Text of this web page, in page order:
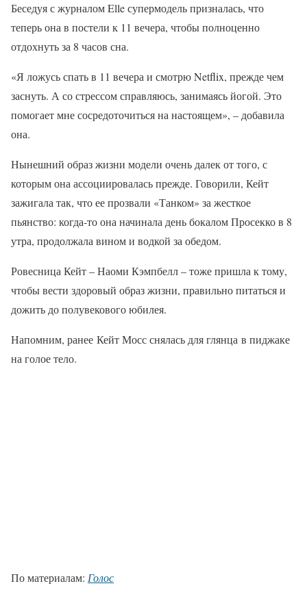
Беседуя с журналом Elle супермодель призналась, что
теперь она в постели к 11 вечера, чтобы полноценно
отдохнуть за 8 часов сна.
«Я ложусь спать в 11 вечера и смотрю Netflix, прежде чем
заснуть. А со стрессом справляюсь, занимаясь йогой. Это
помогает мне сосредоточиться на настоящем», – добавила
она.
Нынешний образ жизни модели очень далек от того, с
которым она ассоциировалась прежде. Говорили, Кейт
зажигала так, что ее прозвали «Танком» за жесткое
пьянство: когда-то она начинала день бокалом Просекко в 8
утра, продолжала вином и водкой за обедом.
Ровесница Кейт – Наоми Кэмпбелл – тоже пришла к тому,
чтобы вести здоровый образ жизни, правильно питаться и
дожить до полувекового юбилея.
Напомним, ранее Кейт Мосс снялась для глянца в пиджаке
на голое тело.
По материалам: Голос